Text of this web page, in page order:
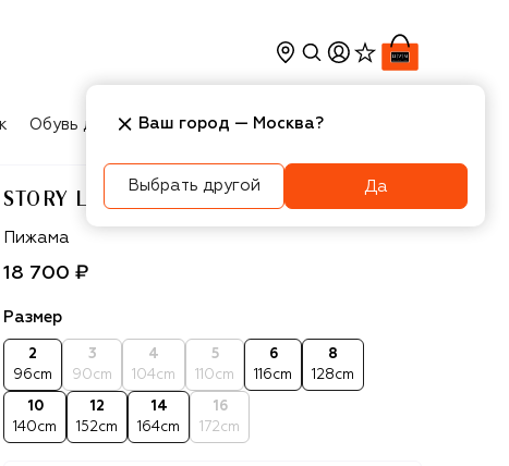
Обувь для мальчиков Игрушки Аксесcуары
STORY LORIS
Story Loris
Пижама
18 700 ₽
Размер
2
96cm
3
90cm
4
104cm
5
110cm
6
116cm
8
128cm
10
140cm
12
152cm
14
164cm
16
172cm
Ваш город — Москва?
Выбрать другой Да